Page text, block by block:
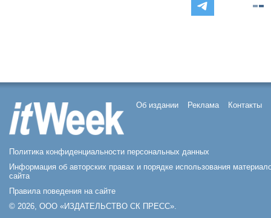
Об издании Реклама Контакты
Политика конфиденциальности персональных данных
Информация об авторских правах и порядке использования
сайта
Правила поведения на сайте
© 2026, ООО «ИЗДАТЕЛЬСТВО СК ПРЕСС».